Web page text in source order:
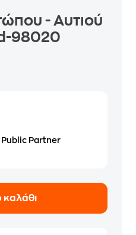
- Αυτιού
98020
Public Partner
καλάθι